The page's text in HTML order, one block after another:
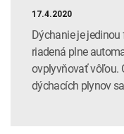
17.4.2020
Dýchanie je
riadená plne
ovplyvňovať vôľou.
dýchacích plynov